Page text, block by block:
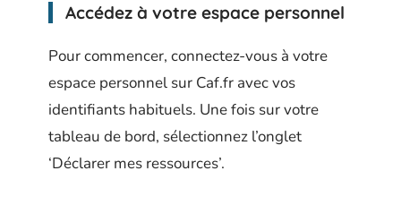
Accédez à votre espace personnel
Pour commencer, connectez-vous à votre
espace personnel sur Caf.fr avec vos
identifiants habituels. Une fois sur votre
tableau de bord, sélectionnez l’onglet
‘Déclarer mes ressources’.